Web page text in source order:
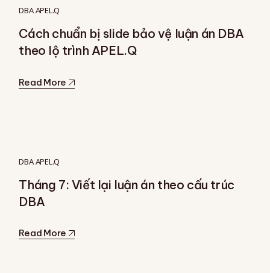
DBA APEL.Q
Cách chuẩn bị slide bảo vệ luận án DBA
theo lộ trình APEL.Q
Read More
DBA APEL.Q
Tháng 7: Viết lại luận án theo cấu trúc
DBA
Read More